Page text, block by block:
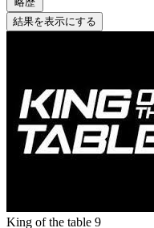
結果を表示にする
King of the table 9